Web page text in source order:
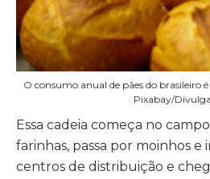
O consumo anual de pães do brasileiro é
Pixabay/
Essa cadeia começa no
farinhas, passa por moinhos
centros de distribuição e